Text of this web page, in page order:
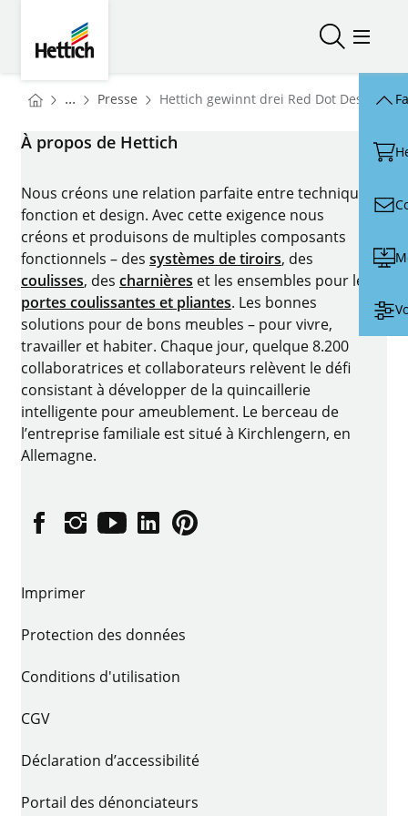
Ouvrir/
You are here:
Homepage
... Presse Homepage
Hettich gewinnt drei Red Dot Design
À propos de Hettich
Nous créons une relation parfaite entre technique,
fonction et design. Avec cette exigence nous
créons et produisons de multiples composants
fonctionnels – des systèmes de tiroirs, des
coulisses, des charnières et les ensembles pour les
portes coulissantes et pliantes. Les bonnes
solutions pour de bons meubles – pour vivre,
travailler et habiter. Chaque jour, quelque 8.200
collaboratrices et collaborateurs relèvent le défi
consistant à développer de la quincaillerie
intelligente pour ameublement. Le berceau de
l’entreprise familiale est situé à Kirchlengern, en
Allemagne.
FacebookInstagram
YouTubelinkedinPinterest
Imprimer
Protection des données
Conditions d'utilisation
CGV
Déclaration d’accessibilité
Portail des dénonciateurs